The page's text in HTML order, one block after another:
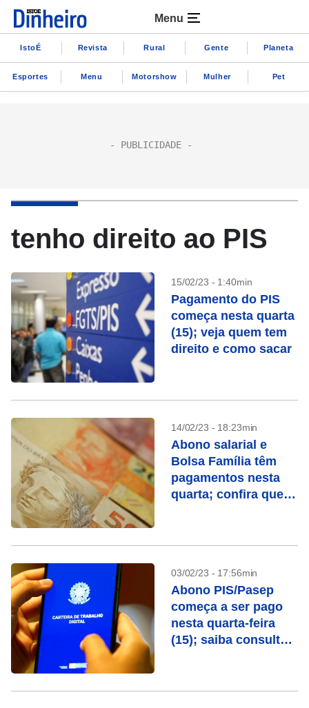
Menu
IstoÉ Revista Rural Gente Planeta
Esportes Menu Motorshow Mulher Pet
tenho direito ao PIS
15/02/23 - 1:40min
Pagamento do PIS
começa nesta quarta
(15); veja quem tem
direito e como sacar
14/02/23 - 18:23min
Abono salarial e
Bolsa Família têm
pagamentos nesta
quarta; confira quem
03/02/23 - 17:56min
Abono PIS/Pasep
começa a ser pago
nesta quarta-feira
(15); saiba consultar